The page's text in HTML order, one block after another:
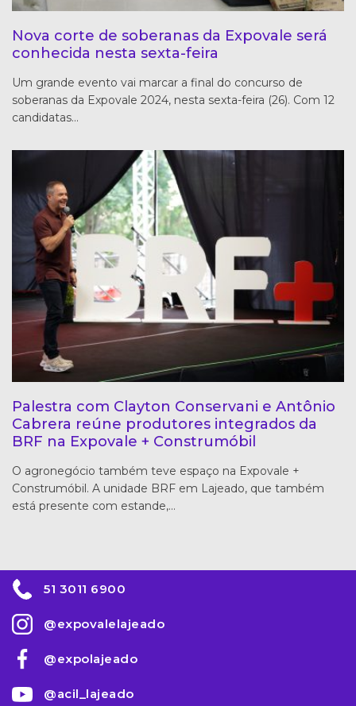
Nova corte de soberanas da Expovale será
conhecida nesta sexta-feira
Um grande evento vai marcar a final do concurso de
soberanas da Expovale 2024, nesta sexta-feira (26). Com 12
candidatas…
Palestra com Clayton Conservani e Antônio
Cabrera reúne produtores integrados da
BRF na Expovale + Construmóbil
O agronegócio também teve espaço na Expovale +
Construmóbil. A unidade BRF em Lajeado, que também
está presente com estande,…
51 3011 6900
@expovalelajeado
@expolajeado
@acil_lajeado